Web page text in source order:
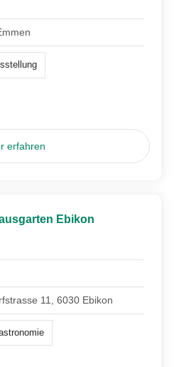
erfahren
Ebikon
11, 6030 Ebikon